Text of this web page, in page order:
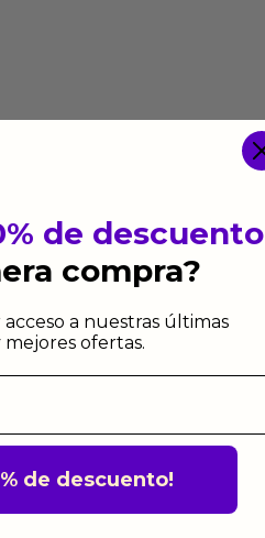
de descuento
compra?
a nuestras últimas
ofertas.
de descuento!